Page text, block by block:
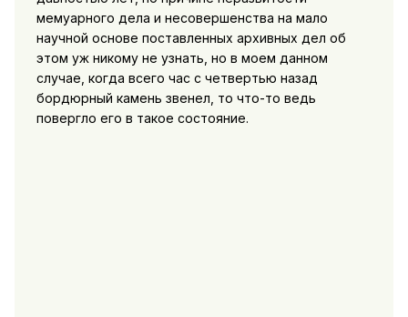
мемуарного дела и несовершенства на мало
научной основе поставленных архивных дел об
этом уж никому не узнать, но в моем данном
случае, когда всего час с четвертью назад
бордюрный камень звенел, то что-то ведь
повергло его в такое состояние.